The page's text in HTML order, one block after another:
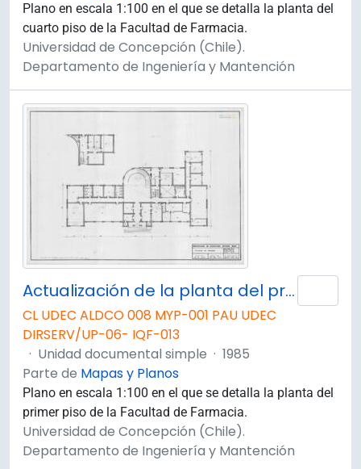
Plano en escala 1:100 en el que se detalla la planta del
cuarto piso de la Facultad de Farmacia.
Universidad de Concepción (Chile).
Departamento de Ingeniería y Mantención
Actualización de la planta del primer piso de la Facultad de Farmacia. Plano 1 de 4.
CL UDEC ALDCO 008 MYP-001 PAU UDEC
DIRSERV/UP-06- IQF-013
· Unidad documental simple · 1985
Parte de Mapas y Planos
Plano en escala 1:100 en el que se detalla la planta del
primer piso de la Facultad de Farmacia.
Universidad de Concepción (Chile).
Departamento de Ingeniería y Mantención